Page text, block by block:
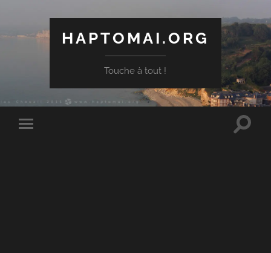
HAPTOMAI.ORG
Touche à tout !
Toggle
Toggle